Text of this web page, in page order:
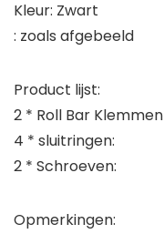
Kleur: Zwart
: zoals afgebeeld
Product lijst:
2 * Roll Bar Klemmen
4 * sluitringen:
2 * Schroeven:
Opmerkingen: